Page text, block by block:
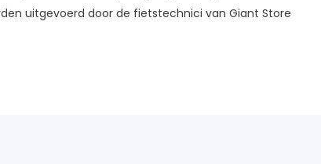
uitgevoerd door de fietstechnici van Giant Store